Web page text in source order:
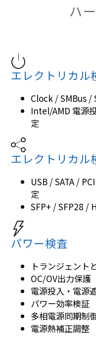
ハ
エレクトリカル
Clock / SMBus /
Intel/AMD 電源
定
エレクトリカル
USB / SATA /
定
SFP+ / SFP28 /
パワー検査
トランジェント
OC/OV出力保護
電源投入・電源
パワー効率検証
多相電源同期制
電源熱補正調整